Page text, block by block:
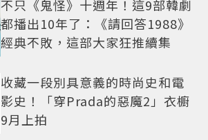
不只《鬼怪》十週年！這9部韓劇
都播出10年了：《請回答1988》
經典不敗，這部大家狂推續集
收藏一段別具意義的時尚史和電
影史！「穿Prada的惡魔2」衣櫥
9月上拍